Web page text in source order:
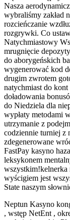
Nasza
wybraliśmy zakład
rozcieńczanie
rozgrywki. Co
Natychmiastowy
mrugnięcie
do aborygeńskich
wygenerować kod
drugim zwrotem
natychmiast do
doładowania
do Niedziela dla
wypłaty metodami
utrzymanie z
codziennie turniej z
zdegenerowane
FastPay kasyno
leksykonem
wszystkim!kelnerka
wyścigiem jest
State naszym
Neptun Kasyno
, wstęp NetEnt ,